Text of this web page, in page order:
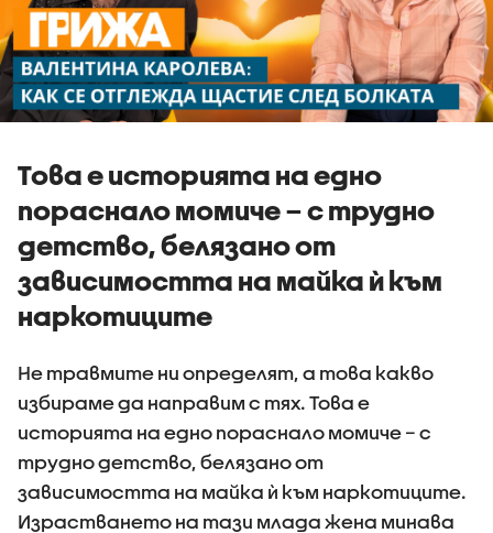
Това е историята на едно
пораснало момиче – с трудно
детство, белязано от
зависимостта на майка ѝ към
наркотиците
Не травмите ни определят, а това какво
избираме да направим с тях. Това е
историята на едно пораснало момиче – с
трудно детство, белязано от
зависимостта на майка ѝ към наркотиците.
Израстването на тази млада жена минава